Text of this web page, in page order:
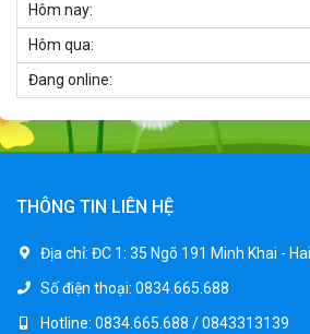
Xe ô tô điện trẻ em
2.600.000 ₫
Xe ô tô điện trẻ em
2.850.000 ₫
Hôm nay:
Hôm qua:
Đang online:
THÔNG TIN LIÊN HỆ
Địa chỉ: ĐC 1: 35 Ngõ 191 Minh Khai -
Số điện thoại: 0834.665.688
Hotline: 0834.665.688 / 0843313139